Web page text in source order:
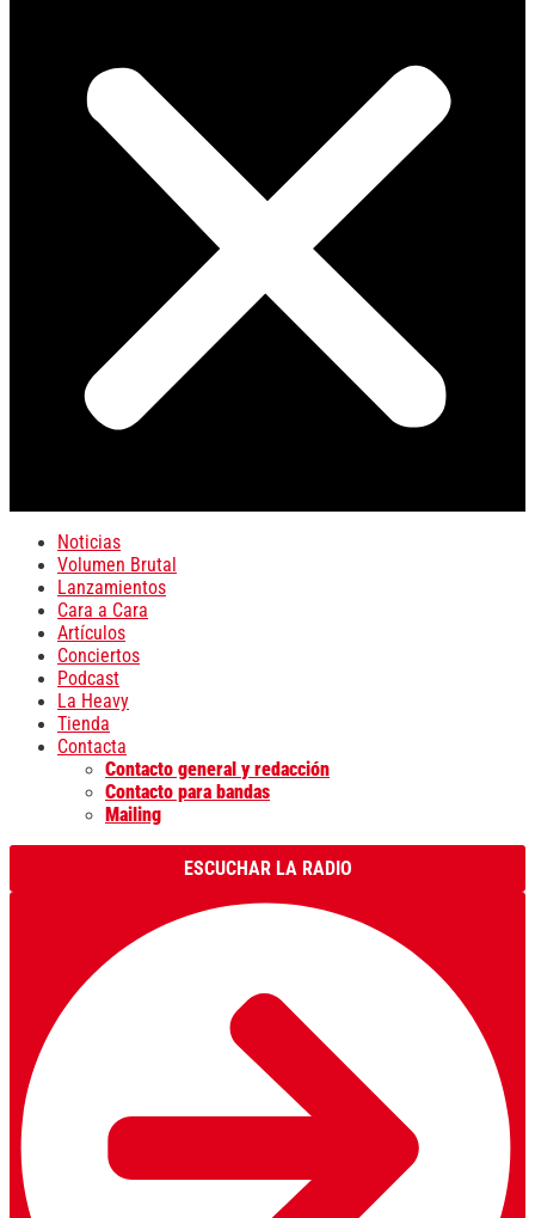
Noticias
Volumen Brutal
Lanzamientos
Cara a Cara
Artículos
Conciertos
Podcast
La Heavy
Tienda
Contacta
Contacto general y redacción
Contacto para bandas
Mailing
ESCUCHAR LA RADIO